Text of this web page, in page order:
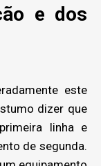
e dos
este
dizer que
linha e
de segunda.